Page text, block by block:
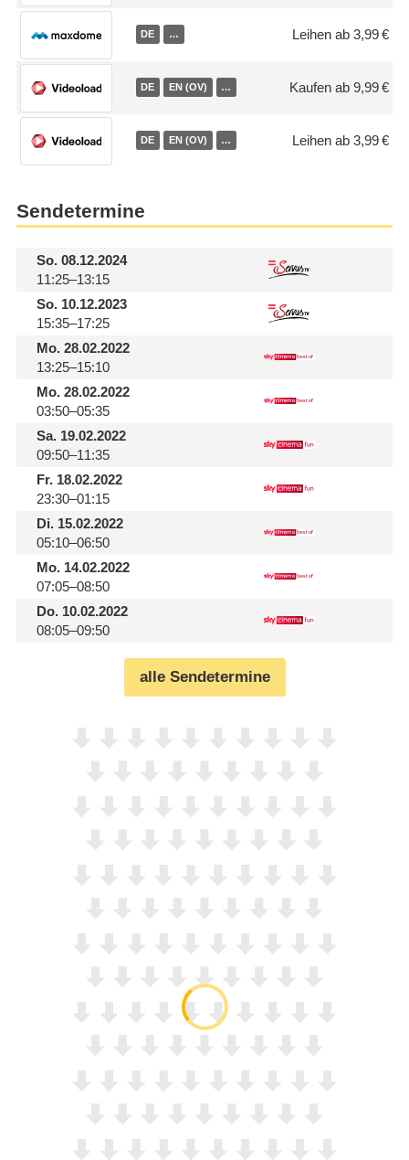
DE … Leihen ab 3,99 €
DE EN (OV) … Kaufen ab 9,99 €
DE EN (OV) … Leihen ab 3,99 €
Sendetermine
So.08.12.2024
11:25–13:15
So.10.12.2023
15:35–17:25
Mo.28.02.2022
13:25–15:10
Mo.28.02.2022
03:50–05:35
Sa.19.02.2022
09:50–11:35
Fr.18.02.2022
23:30–01:15
Di.15.02.2022
05:10–06:50
Mo.14.02.2022
07:05–08:50
Do.10.02.2022
08:05–09:50
alle Sendetermine